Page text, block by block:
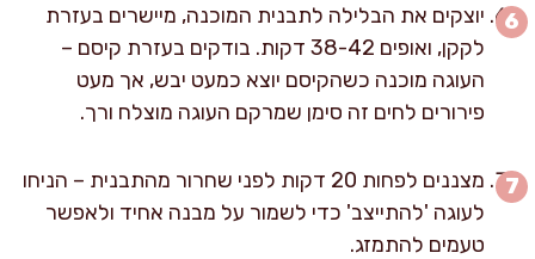
יוצקים את הבלילה לתבנית המוכנה, מיישרים בעזרת
לקקן, ואופים 38-42 דקות. בודקים בעזרת קיסם –
העוגה מוכנה כשהקיסם יוצא כמעט יבש, אך מעט
פירורים לחים זה סימן שמרקם העוגה מוצלח ורך.
מצננים לפחות 20 דקות לפני שחרור מהתבנית – הניחו
לעוגה 'להתייצב' כדי לשמור על מבנה אחיד ולאפשר
טעמים להתמזג.